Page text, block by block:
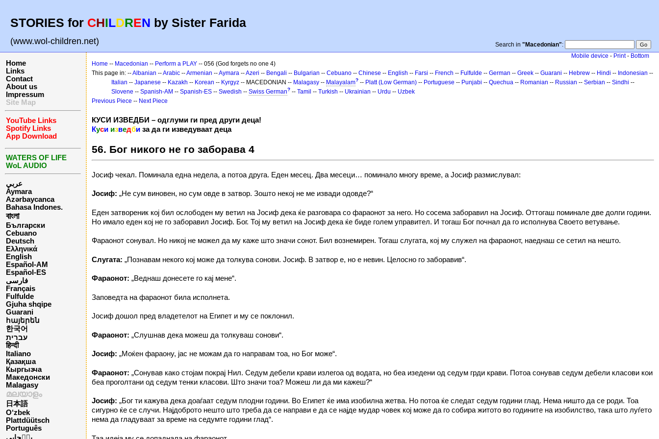
STORIES for CHILDREN by Sister Farida
(www.wol-children.net) Search in "Macedonian":
Home
Links
Contact
About us
Impressum
Site Map
YouTube Links
Spotify Links
App Download
WATERS OF LIFE
WoL AUDIO
عربي
Aymara
Azərbaycanca
Bahasa Indones.
বাংলা
Български
Cebuano
Deutsch
Ελληνικά
English
Español-AM
Español-ES
فارسی
Français
Fulfulde
Gjuha shqipe
Guarani
հայերեն
한국어
עברית
हिन्दी
Italiano
Қазақша
Кыргызча
Македонски
Malagasy
മലയാളം
日本語
O‘zbek
Plattdüütsch
Português
Mobile device - Print- Bottom
Home -- Macedonian -- Perform a PLAY -- 056 (God forgets no one 4)
This page in: --Albanian --Arabic --Armenian --Aymara --Azeri -- Bengali -- Bulgarian -- Cebuano -- Chinese -- English -- Farsi -- French -- Fulfulde -- German -- Greek -- Guarani -- Hebrew -- Hindi -- Indonesian --
Italian -- Japanese -- Kazakh -- Korean -- Kyrgyz -- MACEDONIAN -- Malagasy -- Malayalam? -- Platt (Low German) -- Portuguese -- Punjabi -- Quechua -- Romanian -- Russian -- Serbian -- Sindhi --
Slovene -- Spanish-AM -- Spanish-ES -- Swedish -- Swiss German? -- Tamil -- Turkish -- Ukrainian -- Urdu -- Uzbek
Previous Piece -- Next Piece
КУСИ ИЗВЕДБИ – одглуми ги пред други деца!
Куси изведби за да ги изведуваат деца
56. Бог никого не го заборава 4
Јосиф чекал. Поминала една недела, а потоа друга. Еден месец. Два месеци… поминало многу време, а Јосиф размислувал:
Јосиф: „Не сум виновен, но сум овде в затвор. Зошто некој не ме извади одовде?“
Еден затвореник кој бил ослободен му ветил на Јосиф дека ќе разговара со фараонот за него. Но сосема заборавил на Јосиф. Оттогаш поминале две долги години.
Но имало еден кој не го заборавил Јосиф. Бог. Тој му ветил на Јосиф дека ќе биде голем управител. И тогаш Бог почнал да го исполнува Своето ветување.
Фараонот сонувал. Но никој не можел да му каже што значи сонот. Бил вознемирен. Тогаш слугата, кој му служел на фараонот, наеднаш се сетил на нешто.
Слугата: „Познавам некого кој може да толкува сонови. Јосиф. В затвор е, но е невин. Целосно го заборавив“.
Фараонот: „Веднаш донесете го кај мене“.
Заповедта на фараонот била исполнета.
Јосиф дошол пред владетелот на Египет и му се поклонил.
Фараонот: „Слушнав дека можеш да толкуваш сонови“.
Јосиф: „Моќен фараону, јас не можам да го направам тоа, но Бог може“.
Фараонот: „Сонував како стојам покрај Нил. Седум дебели крави излегоа од водата, но беа изедени од седум грди крави. Потоа сонував седум дебели класови кои
беа проголтани од седум тенки класови. Што значи тоа? Можеш ли да ми кажеш?“
Јосиф: „Бог ти кажува дека доаѓаат седум плодни години. Во Египет ќе има изобилна жетва. Но потоа ќе следат седум години глад. Нема ништо да се роди. Тоа
сигурно ќе се случи. Најдоброто нешто што треба да се направи е да се најде мудар човек кој може да го собира житото во годините на изобилство, така што луѓето
нема да гладуваат за време на седумте години глад“.